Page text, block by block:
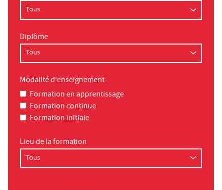
Diplôme
Modalité d'enseignement
Formation en apprentissage
Formation continue
Formation initiale
Lieu de la formation